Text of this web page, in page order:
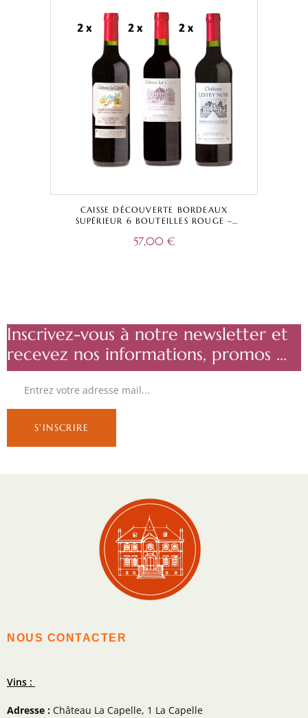
CAISSE DÉCOUVERTE BORDEAUX
SUPÉRIEUR 6 BOUTEILLES ROUGE –
CUVÉE CAPELLA + CHÂTEAU LESTEY NOIR57,00 €
Inscrivez-vous à notre newsletter et
recevez nos informations, promos ...
NOUS CONTACTER
Vins :
Adresse : Château La Capelle, 1 La Capelle